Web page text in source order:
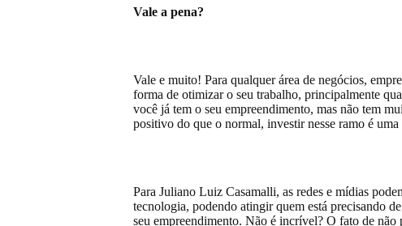
Vale a pena?
Vale e muito! Para qualquer área de negócios,
forma de otimizar o seu trabalho, principalmente
você já tem o seu empreendimento, mas não tem
positivo do que o normal, investir nesse ramo é uma
Para Juliano Luiz Casamalli, as redes e mídias
tecnologia, podendo atingir quem está precisando
seu empreendimento. Não é incrível? O fato de não